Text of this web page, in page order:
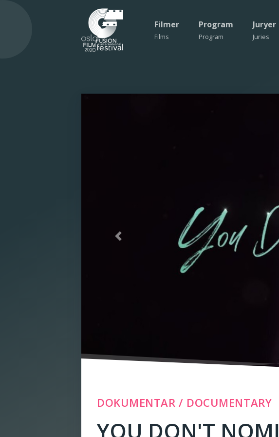
Filmer
Films
Program
Program
Juryer
Juries
Previous
DOKUMENTAR / DOCUMENTARY
YOU DON'T NOMI